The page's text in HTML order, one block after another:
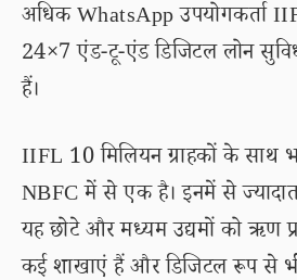
अधिक WhatsApp उपयोगकर्ता
24×7 एंड-टू-एंड डिजिटल लोन
हैं।
IIFL 10 मिलियन ग्राहकों के साथ
NBFC में से एक है। इनमें से
यह छोटे और मध्यम उद्यमों को ऋण
कई शाखाएं हैं और डिजिटल रूप से